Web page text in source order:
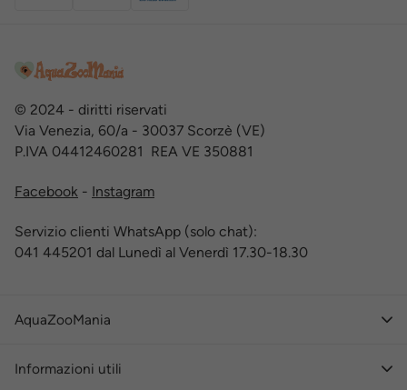
© 2024 - diritti riservati
Via Venezia, 60/a - 30037 Scorzè (VE)
P.IVA 04412460281 REA VE 350881
Facebook - Instagram
Servizio clienti WhatsApp (solo chat):
041 445201 dal Lunedì al Venerdì 17.30-18.30
AquaZooMania
Informazioni utili